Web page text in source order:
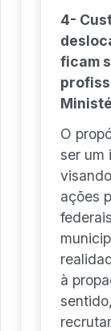
4-
ficam
O
ser um
ações
à